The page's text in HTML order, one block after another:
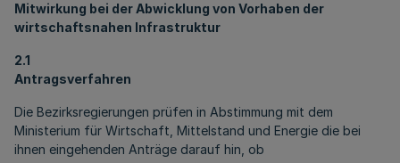
Mitwirkung bei der Abwicklung von Vorhaben der
wirtschaftsnahen Infrastruktur
2.1
Antragsverfahren
Die Bezirksregierungen prüfen in Abstimmung mit dem
Ministerium für Wirtschaft, Mittelstand und Energie die bei
ihnen eingehenden Anträge darauf hin, ob